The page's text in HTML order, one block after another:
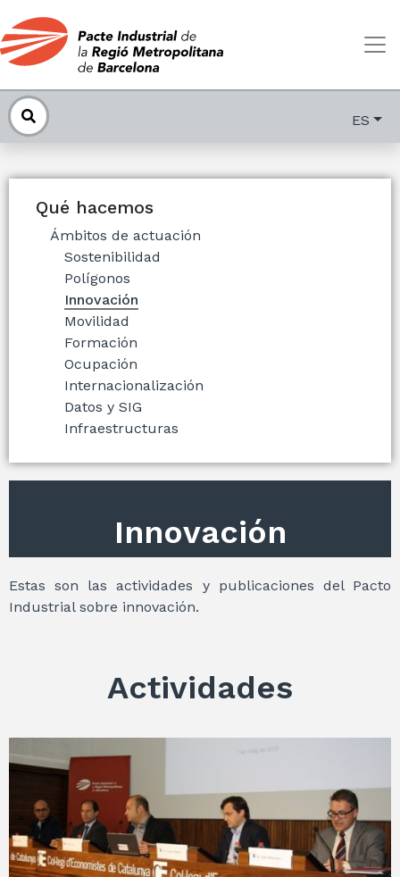
ES
Qué hacemos
Ámbitos de actuación
Sostenibilidad
Polígonos
Innovación
Movilidad
Formación
Ocupación
Internacionalización
Datos y SIG
Infraestructuras
Innovación
Estas son las actividades y publicaciones del Pacto
Industrial sobre innovación.
Actividades